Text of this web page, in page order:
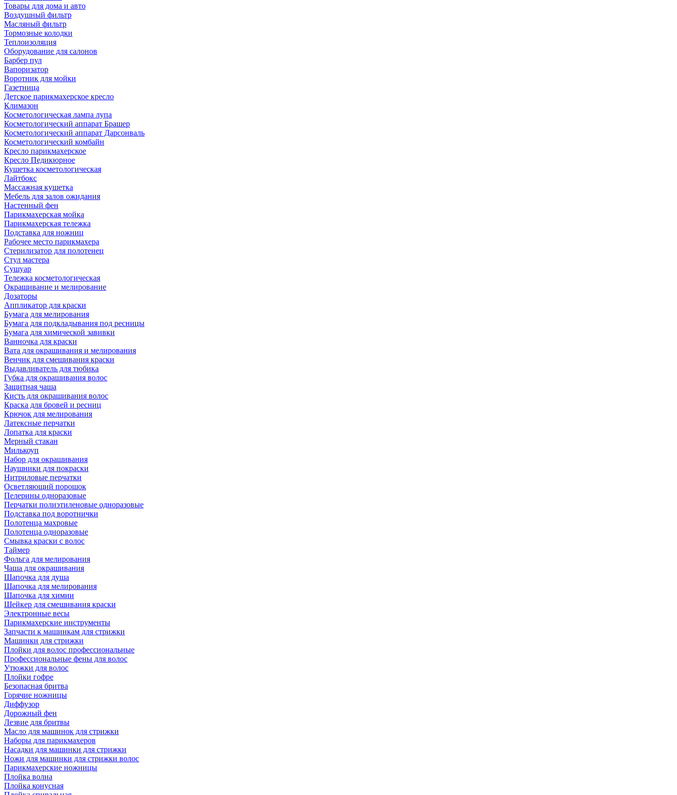
Товары для дома и авто
Воздушный фильтр
Масляный фильтр
Тормозные колодки
Теплоизоляция
Оборудование для салонов
Барбер пул
Вапоризатор
Воротник для мойки
Газетница
Детское парикмахерское кресло
Климазон
Косметологическая лампа лупа
Косметологический аппарат Брашер
Косметологический аппарат Дарсонваль
Косметологический комбайн
Кресло парикмахерское
Кресло Педикюрное
Кушетка косметологическая
Лайтбокс
Массажная кушетка
Мебель для залов ожидания
Настенный фен
Парикмахерская мойка
Парикмахерская тележка
Подставка для ножниц
Рабочее место парикмахера
Стерилизатор для полотенец
Стул мастера
Сушуар
Тележка косметологическая
Окрашивание и мелирование
Дозаторы
Аппликатор для краски
Бумага для мелирования
Бумага для подкладывания под ресницы
Бумага для химической завивки
Ванночка для краски
Вата для окрашивания и мелирования
Венчик для смешивания краски
Выдавливатель для тюбика
Губка для окрашивания волос
Защитная чаша
Кисть для окрашивания волос
Краска для бровей и ресниц
Крючок для мелирования
Латексные перчатки
Лопатка для краски
Мерный стакан
Милькоуп
Набор для окрашивания
Наушники для покраски
Нитриловые перчатки
Осветляющий порошок
Пелерины одноразовые
Перчатки полиэтиленовые одноразовые
Подставка под воротнички
Полотенца махровые
Полотенца одноразовые
Смывка краски с волос
Таймер
Фольга для мелирования
Чаша для окрашивания
Шапочка для душа
Шапочка для мелирования
Шапочка для химии
Шейкер для смешивания краски
Электронные весы
Парикмахерские инструменты
Запчасти к машинкам для стрижки
Машинки для стрижки
Плойки для волос профессиональные
Профессиональные фены для волос
Утюжки для волос
Плойки гофре
Безопасная бритва
Горячие ножницы
Диффузор
Дорожный фен
Лезвие для бритвы
Масло для машинок для стрижки
Наборы для парикмахеров
Насадки для машинки для стрижки
Ножи для машинки для стрижки волос
Парикмахерские ножницы
Плойка волна
Плойка конусная